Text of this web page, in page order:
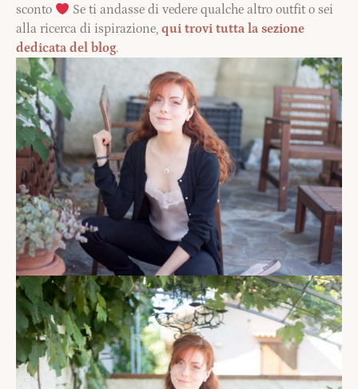
sconto
Se ti andasse di vedere qualche altro outfit o sei
alla ricerca di ispirazione, qui trovi tutta la sezione
dedicata del blog.